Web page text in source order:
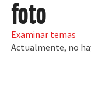
foto
Examinar temas
Actualmente, no